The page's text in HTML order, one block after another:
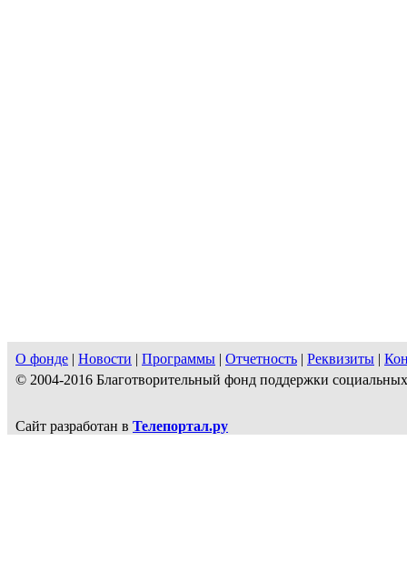
О фонде | Новости | Программы | Отчетность | Реквизиты |
© 2004-2016 Благотворительный фонд поддержки
Сайт разработан в Телепортал.ру